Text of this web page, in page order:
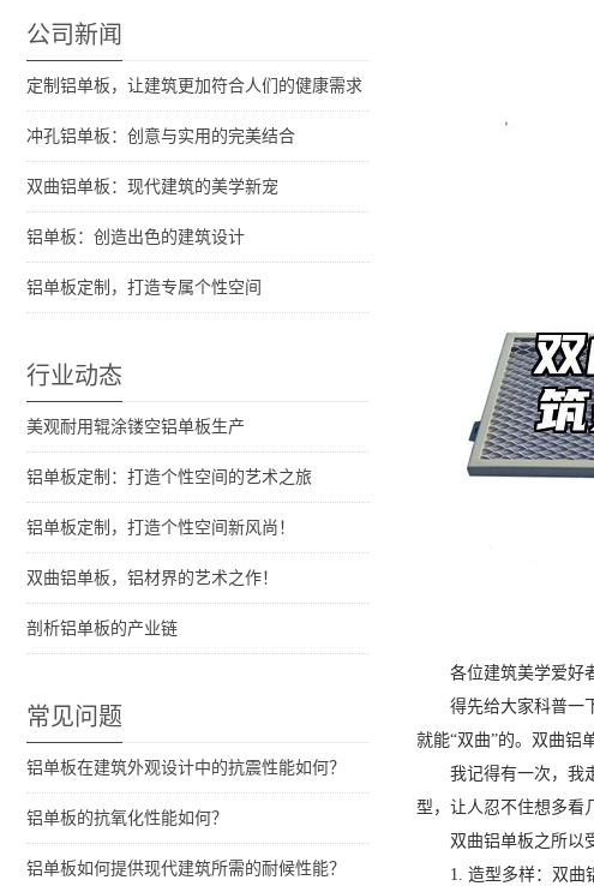
公司新闻
定制铝单板，让建筑更加符合人们的健康需求
冲孔铝单板：创意与实用的完美结合
双曲铝单板：现代建筑的美学新宠
铝单板：创造出色的建筑设计
铝单板定制，打造专属个性空间
行业动态
美观耐用辊涂镂空铝单板生产
铝单板定制：打造个性空间的艺术之旅
铝单板定制，打造个性空间新风尚！
双曲铝单板，铝材界的艺术之作！
剖析铝单板的产业链
常见问题
铝单板在建筑外观设计中的抗震性能如何？
铝单板的抗氧化性能如何？
铝单板如何提供现代建筑所需的耐候性能？
各位建筑美学爱好
得先给大家科普一
就能“双曲”的。双曲铝
我记得有一次，我
型，让人忍不住想多看
双曲铝单板之所以
1. 造型多样：双曲